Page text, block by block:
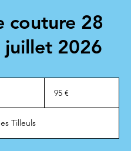
couture 28
juillet 2026
95 €
Tilleuls